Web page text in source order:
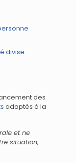
divise
des
adaptés à la
et ne
situation,